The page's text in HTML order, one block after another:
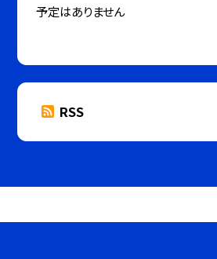
予定はありません
RSS